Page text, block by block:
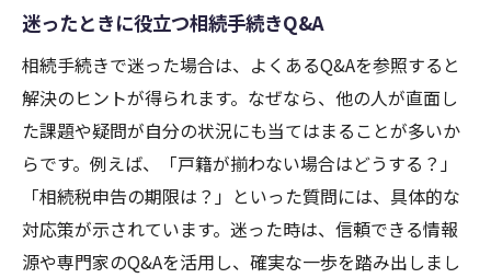
迷ったときに役立つ相続手続きQ&A
相続手続きで迷った場合は、よくあるQ&Aを参照すると
解決のヒントが得られます。なぜなら、他の人が直面し
た課題や疑問が自分の状況にも当てはまることが多いか
らです。例えば、「戸籍が揃わない場合はどうする？」
「相続税申告の期限は？」といった質問には、具体的な
対応策が示されています。迷った時は、信頼できる情報
源や専門家のQ&Aを活用し、確実な一歩を踏み出しまし